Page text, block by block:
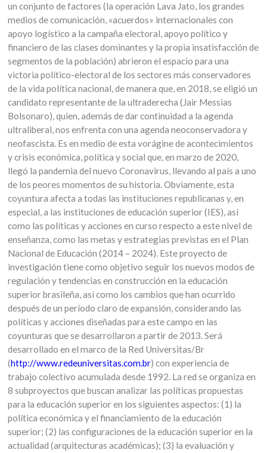
un conjunto de factores (la operación Lava Jato, los grandes
medios de comunicación, «acuerdos» internacionales con
apoyo logístico a la campaña electoral, apoyo político y
financiero de las clases dominantes y la propia insatisfacción de
segmentos de la población) abrieron el espacio para una
victoria político-electoral de los sectores más conservadores
de la vida política nacional, de manera que, en 2018, se eligió un
candidato representante de la ultraderecha (Jair Messias
Bolsonaro), quien, además de dar continuidad a la agenda
ultraliberal, nos enfrenta con una agenda neoconservadora y
neofascista. Es en medio de esta vorágine de acontecimientos
y crisis económica, política y social que, en marzo de 2020,
llegó la pandemia del nuevo Coronavirus, llevando al país a uno
de los peores momentos de su historia. Obviamente, esta
coyuntura afecta a todas las instituciones republicanas y, en
especial, a las instituciones de educación superior (IES), así
como las políticas y acciones en curso respecto a este nivel de
enseñanza, como las metas y estrategias previstas en el Plan
Nacional de Educación (2014 – 2024). Este proyecto de
investigación tiene como objetivo seguir los nuevos modos de
regulación y tendencias en construcción en la educación
superior brasileña, así como los cambios que han ocurrido
después de un período claro de expansión, considerando las
políticas y acciones diseñadas para este campo en las
coyunturas que se desarrollaron a partir de 2013. Será
desarrollado en el marco de la Red Universitas/Br
(http://www.redeuniversitas.com.br) con experiencia de
trabajo colectivo acumulada desde 1992. La red se organiza en
8 subproyectos que buscan analizar las políticas propuestas
para la educación superior en los siguientes aspectos: (1) la
política económica y el financiamiento de la educación
superior; (2) las configuraciones de la educación superior en la
actualidad (arquitecturas académicas); (3) la evaluación y